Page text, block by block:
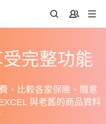
完整功能
、比較各家保險、隨意
與老舊的商品資料